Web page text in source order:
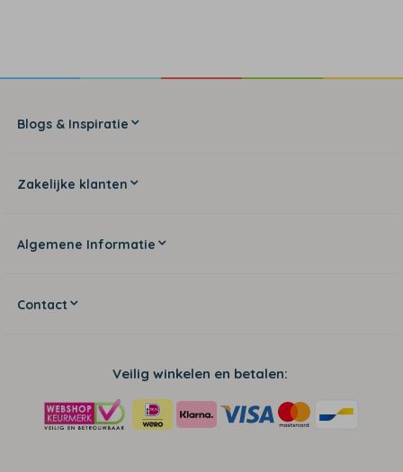
Blogs & Inspiratie
Zakelijke klanten
Algemene Informatie
Contact
Veilig winkelen en betalen: